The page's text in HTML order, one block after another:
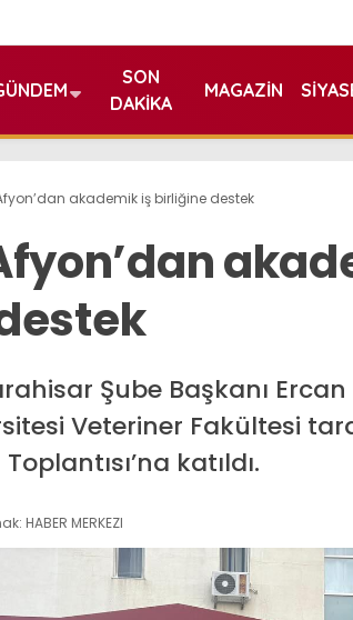
SON
DAKIKA
MAGAZIN
akademik iş birliğine destek
Şube Başkanı
Veteriner Fakültesi
katıldı.
HABER MERKEZI